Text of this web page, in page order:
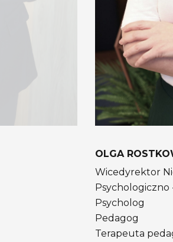
OLGA
Wicedyrektor
Psychologiczno
Psycholog
Pedagog
Terapeuta